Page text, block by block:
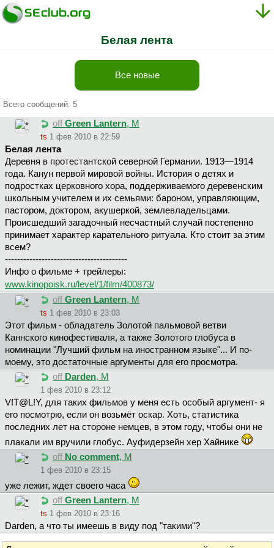
Белая лента
Все новые
Всего сообщений: 5
off Green Lantern, М
ts 1 фев 2010 в 22:59
Белая лента
Деревня в протестантской северной Германии. 1913—1914
года. Канун первой мировой войны. История о детях и
подростках церковного хора, поддерживаемого деревенским
школьным учителем и их семьями: бароном, управляющим,
пастором, доктором, акушеркой, землевладельцами.
Происшедший загадочный несчастный случай постепенно
принимает характер карательного ритуала. Кто стоит за этим
всем?
----------------------------------------
Инфо о фильме + трейлеры:
www.kinopoisk.ru/level/1/film/400873/
off Green Lantern, М
ts 1 фев 2010 в 23:03
Этот фильм - обладатель Золотой пальмовой ветви
Каннского кинофестиваля, а также Золотого глобуса в
номинации "Лучший фильм на иностранном языке"... И по-
моему, это достаточные аргументы для его просмотра.
off Darden, М
1 фев 2010 в 23:12
V!T@L!Y, для таких фильмов у меня есть особый аргумент- я
его посмотрю, если он возьмёт оскар. Хоть, статистика
последних лет на стороне немцев, в этом году, чтобы они не
плакали им вручили глобус. Ауфидерзейн хер Хайнике
off No comment, М
1 фев 2010 в 23:15
уже лежит, ждет своего часа
off Green Lantern, М
ts 1 фев 2010 в 23:16
Darden, а что ты имеешь в виду под "такими"?